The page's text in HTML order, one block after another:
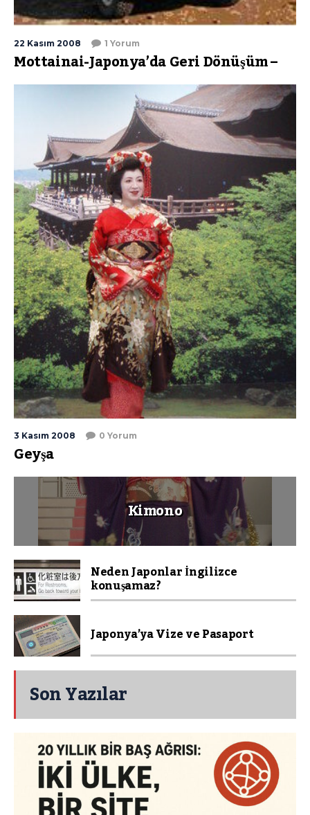
22 Kasım 2008 1 Yorum
Mottainai-Japonya’da Geri Dönüşüm –
3 Kasım 2008 0 Yorum
Geyşa
Kimono
Neden Japonlar İngilizce
konuşamaz?
Japonya’ya Vize ve Pasaport
Son Yazılar